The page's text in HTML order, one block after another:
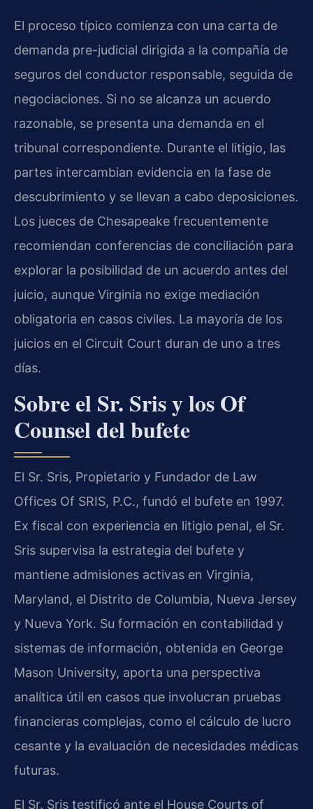
El proceso típico comienza con una carta de
demanda pre-judicial dirigida a la compañía de
seguros del conductor responsable, seguida de
negociaciones. Si no se alcanza un acuerdo
razonable, se presenta una demanda en el
tribunal correspondiente. Durante el litigio, las
partes intercambian evidencia en la fase de
descubrimiento y se llevan a cabo deposiciones.
Los jueces de Chesapeake frecuentemente
recomiendan conferencias de conciliación para
explorar la posibilidad de un acuerdo antes del
juicio, aunque Virginia no exige mediación
obligatoria en casos civiles. La mayoría de los
juicios en el Circuit Court duran de uno a tres
días.
Sobre el Sr. Sris y los Of
Counsel del bufete
El Sr. Sris, Propietario y Fundador de Law
Offices Of SRIS, P.C., fundó el bufete en 1997.
Ex fiscal con experiencia en litigio penal, el Sr.
Sris supervisa la estrategia del bufete y
mantiene admisiones activas en Virginia,
Maryland, el Distrito de Columbia, Nueva Jersey
y Nueva York. Su formación en contabilidad y
sistemas de información, obtenida en George
Mason University, aporta una perspectiva
analítica útil en casos que involucran pruebas
financieras complejas, como el cálculo de lucro
cesante y la evaluación de necesidades médicas
futuras.
El Sr. Sris testificó ante el House Courts of